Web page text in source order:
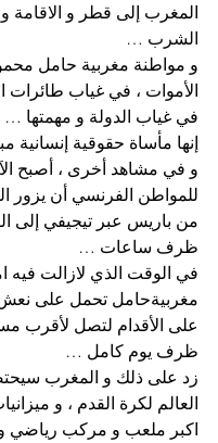
المغرب إلى قطر و الاقامة
الشرب …
و مواطنة مغربية حامل
الأموات ، في غياب طائرات
في غياب الدولة و مهمتها …
إنها مأساة حقوقية إنسانية
و في مشاهد أخرى ، أصبح
للمواطن الفرنسي أن يزور
من باريس عبر تيجيفي إلى
ظرف ساعات …
في الوقت الذي لازالت فيه
مغربيةحامل تحمل على
على الأقدام لتصل لأقرب
ظرف يوم كامل …
زد على ذلك و المغرب
العالم لكرة القدم ، و
اكبر ملعب و مركب رياضي